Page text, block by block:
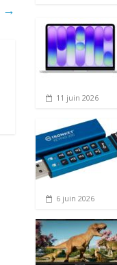
→
11 juin 2026
6 juin 2026